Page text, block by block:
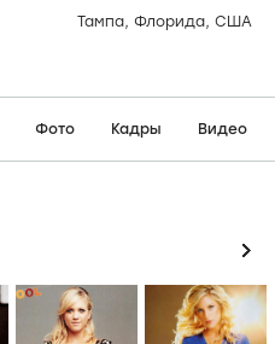
Тампа, Флорида, США
Фото Кадры Видео
icon